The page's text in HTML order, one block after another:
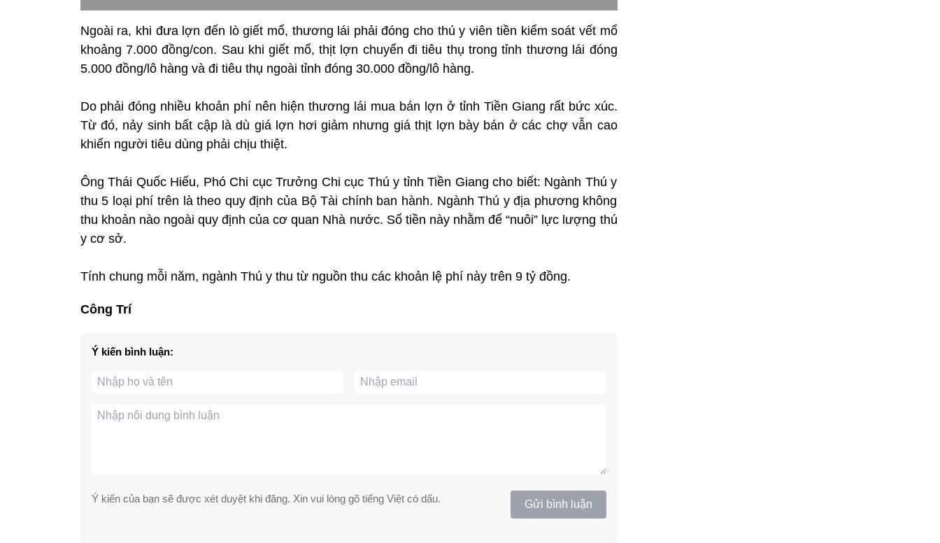
Ngoài ra, khi đưa lợn đến lò giết mổ, thương lái phải đóng cho thú y viên tiền kiểm soát vết mổ
khoảng 7.000 đồng/con. Sau khi giết mổ, thịt lợn chuyển đi tiêu thụ trong tỉnh thương lái đóng
5.000 đồng/lô hàng và đi tiêu thụ ngoài tỉnh đóng 30.000 đồng/lô hàng.
Do phải đóng nhiều khoản phí nên hiện thương lái mua bán lợn ở tỉnh Tiền Giang rất bức xúc.
Từ đó, nảy sinh bất cập là dù giá lợn hơi giảm nhưng giá thịt lợn bày bán ở các chợ vẫn cao
khiến người tiêu dùng phải chịu thiệt.
Ông Thái Quốc Hiếu, Phó Chi cục Trưởng Chi cục Thú y tỉnh Tiền Giang cho biết: Ngành Thú y
thu 5 loại phí trên là theo quy định của Bộ Tài chính ban hành. Ngành Thú y địa phương không
thu khoản nào ngoài quy định của cơ quan Nhà nước. Số tiền này nhằm để “nuôi” lực lượng thú
y cơ sở.
Tính chung mỗi năm, ngành Thú y thu từ nguồn thu các khoản lệ phí này trên 9 tỷ đồng.
Công Trí
Ý kiến bình luận:
Ý kiến của bạn sẽ được xét duyệt khi đăng. Xin vui lòng gõ tiếng Việt có dấu. Gửi bình luận